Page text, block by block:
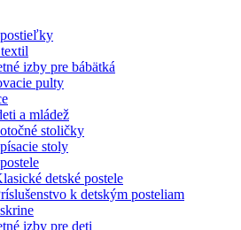
izby pre bábätká
pulty
a mládež
stoličky
stoly
detské postele
k detským posteliam
izby pre deti